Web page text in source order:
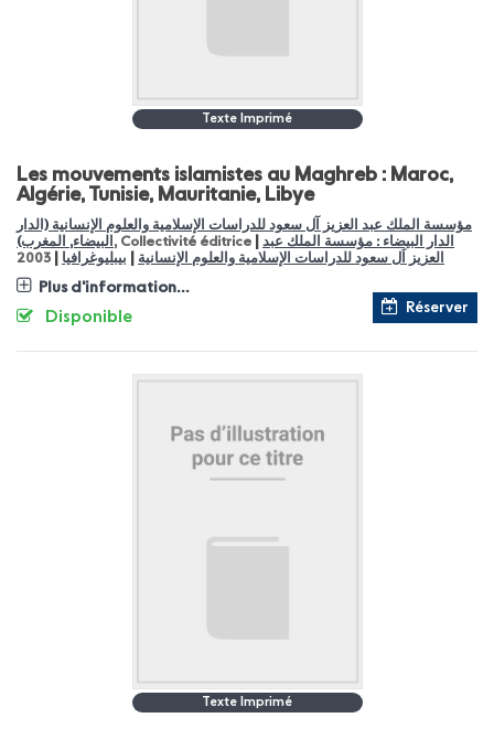
Texte Imprimé
Les mouvements islamistes au Maghreb : Maroc,
Algérie, Tunisie, Mauritanie, Libye
مؤسسة الملك عبد العزيز آل سعود للدراسات الإسلامية والعلوم الإنسانية (الدار
البيضاء, المغرب) , Collectivité éditrice
الدار البيضاء : مؤسسة الملك عبد
العزيز اَل سعود للدراسات الإسلامية والعلوم الإنسانية
بيبليوغرافيا 2003
Plus d'information...
Réserver
Disponible
Texte Imprimé